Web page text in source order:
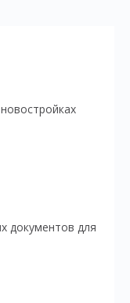
документов для